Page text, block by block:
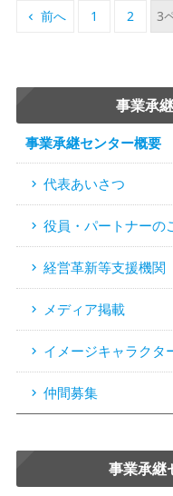
前へ 1 2 3
事業承
事業承継センター概要
代表あいさつ
役員・パートナーの
経営革新等支援機関
メディア掲載
イメージキャラクタ
仲間募集
事業承継